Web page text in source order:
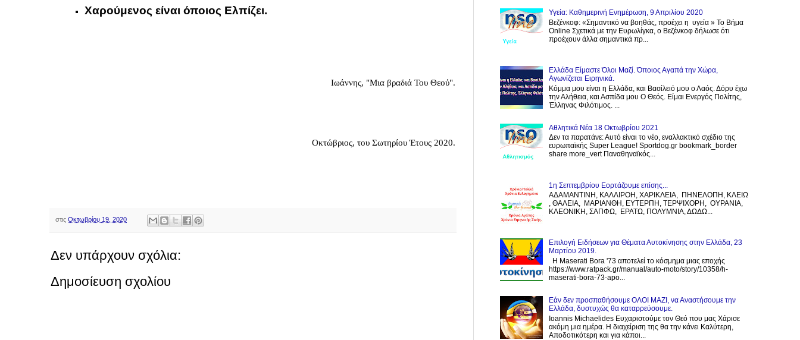
Χαρούμενος είναι όποιος Ελπίζει.
Ιωάννης, "Μια βραδιά Του Θεού".
Οκτώβριος, του Σωτηρίου Έτους 2020.
στις Οκτωβρίου 19, 2020
Δεν υπάρχουν σχόλια:
Δημοσίευση σχολίου
Υγεία: Καθημερινή Ενημέρωση, 9 Απριλίου 2020
Βεζένκοφ: «Σημαντικό να βοηθάς, προέχει η υγεία » Το Βήμα
Online Σχετικά με την Ευρωλίγκα, ο Βεζένκοφ δήλωσε ότι
προέχουν άλλα σημαντικά πρ...
Ελλάδα Είμαστε Όλοι Μαζί. Όποιος Αγαπά την Χώρα,
Αγωνίζεται Ειρηνικά.
Κόμμα μου είναι η Ελλάδα, και Βασίλειό μου ο Λαός. Δόρυ έχω
την Αλήθεια, και Ασπίδα μου Ο Θεός. Είμαι Ενεργός Πολίτης,
Έλληνας Φιλότιμος. ...
Αθλητικά Νέα 18 Οκτωβρίου 2021
Δεν τα παρατάνε: Αυτό είναι το νέο, εναλλακτικό σχέδιο της
ευρωπαϊκής Super League! Sportdog.gr bookmark_border
share more_vert Παναθηναϊκός...
1η Σεπτεμβρίου Εορτάζουμε επίσης...
ΑΔΑΜΑΝΤΙΝΗ, ΚΑΛΛΙΡΟΗ, ΧΑΡΙΚΛΕΙΑ, ΠΗΝΕΛΟΠΗ, ΚΛΕΙΩ
, ΘΑΛΕΙΑ, ΜΑΡΙΑΝΘΗ, ΕΥΤΕΡΠΗ, ΤΕΡΨΙΧΟΡΗ, ΟΥΡΑΝΙΑ,
ΚΛΕΟΝΙΚΗ, ΣΑΠΦΩ, ΕΡΑΤΩ, ΠΟΛΥΜΝΙΑ, ΔΩΔΩ...
Επιλογή Ειδήσεων για Θέματα Αυτοκίνησης στην Ελλάδα, 23
Μαρτίου 2019.
H Maserati Bora '73 αποτελεί το κόσμημα μιας εποχής
https://www.ratpack.gr/manual/auto-moto/story/10358/h-
maserati-bora-73-apo...
Εάν δεν προσπαθήσουμε ΟΛΟΙ ΜΑΖΙ, να Αναστήσουμε την
Ελλάδα, δυστυχώς θα καταρρεύσουμε.
Ioannis Michaelides Ευχαριστούμε τον Θεό που μας Χάρισε
ακόμη μια ημέρα. Η διαχείριση της θα την κάνει Καλύτερη,
Αποδοτικότερη και για κάποι...